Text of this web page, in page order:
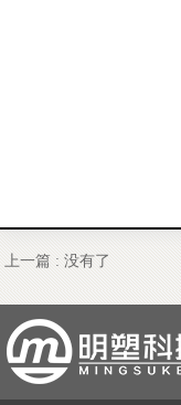
上一篇 : 没有了